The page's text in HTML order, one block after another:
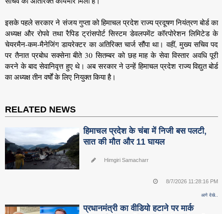
इसके पहले सरकार ने संजय गुप्ता को हिमाचल प्रदेश राज्य प्रदूषण नियंत्रण बोर्ड का
अध्यक्ष और रोपवे तथा रैपिड ट्रांसपोर्ट सिस्टम डेवलपमेंट कॉरपोरेशन लिमिटेड के
चेयरमैन-कम-मैनेजिंग डायरेक्टर का अतिरिक्त चार्ज सौंपा था। वहीं, मुख्य सचिव पद
पर तैनात प्रबोध सक्सेना बीते 30 सितम्बर को छह माह के सेवा विस्तार अवधि पूरी
करने के बाद सेवानिवृत्त हुए थे। अब सरकार ने उन्हें हिमाचल प्रदेश राज्य विद्युत बोर्ड
का अध्यक्ष तीन वर्षों के लिए नियुक्त किया है।
RELATED NEWS
हिमाचल प्रदेश के चंबा में निजी बस पलटी,
सात की मौत और 11 घायल
Himgiri Samacharr
8/7/2026 11:28:16 PM
आगे देखे..
प्रधानमंत्री का वीडियो हटाने पर मार्क